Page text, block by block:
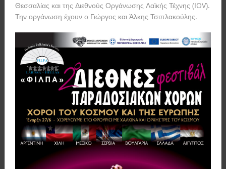
Θεσσαλίας και της Διεθνούς Οργάνωσης Λαϊκής Τέχνης (IOV).
Την οργάνωση έχουν ο Γιώργος και Άλκης Τσιπλακούλης.